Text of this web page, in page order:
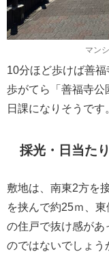
マン
10分ほど歩けば善
歩がてら「善福寺公
日課になりそうです
採光・日当た
敷地は、南東2方を
を挟んで約25ｍ、
の住戸で抜け感があ
のではないでしょう